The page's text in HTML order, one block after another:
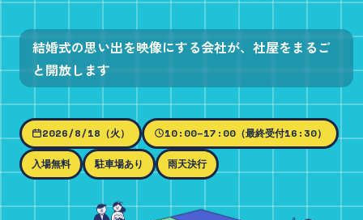
結婚式の思い出を映像にする会社が、社屋をまるご
と開放します
2026/8/18（火） 10:00–17:00（最終受付16:30）
入場無料 駐車場あり 雨天決行